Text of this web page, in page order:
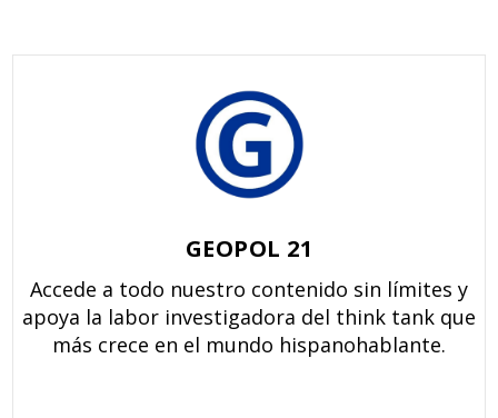
GEOPOL 21
Accede a todo nuestro contenido sin límites y
apoya la labor investigadora del think tank que
más crece en el mundo hispanohablante.